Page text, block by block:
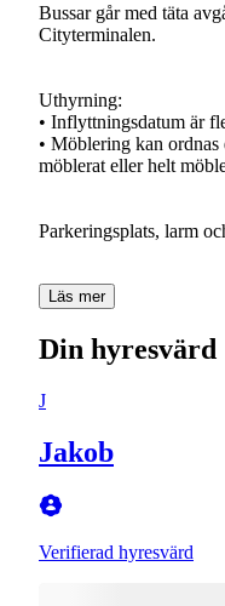
Bussar går med täta
Cityterminalen.
Uthyrning:
• Inflyttningsdatum är
• Möblering kan
möblerat eller helt
Parkeringsplats, larm
Läs mer
Din hyresvärd
J
Jakob
Verifierad hyresvärd